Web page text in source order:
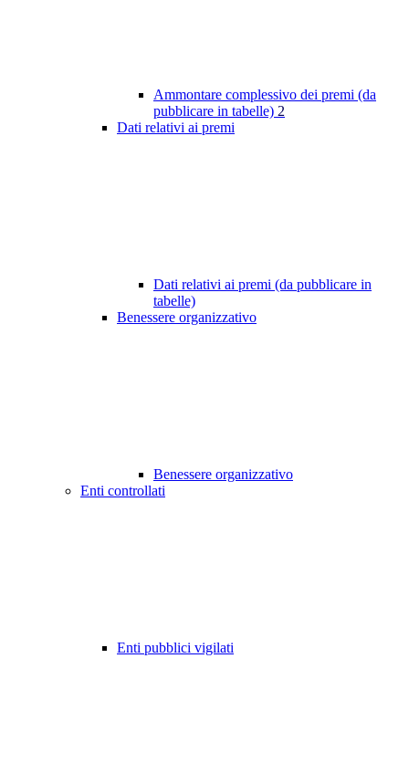
Ammontare complessivo dei premi (da
pubblicare in tabelle) 2
Dati relativi ai premi
Dati relativi ai premi (da pubblicare in
tabelle)
Benessere organizzativo
Benessere organizzativo
Enti controllati
Enti pubblici vigilati